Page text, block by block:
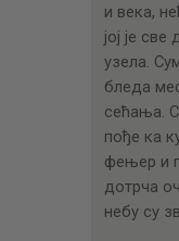
и века,
јој је
узела.
бледа
сећања.
пође ка
фењер и
дотрча
небу су